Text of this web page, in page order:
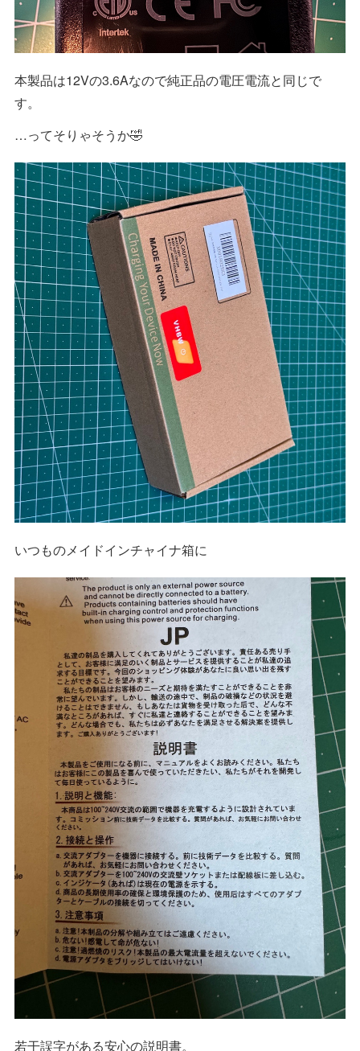
本製品は12Vの3.6Aなので純正品の電圧電流と同じで
す。
…ってそりゃそうか🤣
いつものメイドインチャイナ箱に
若干誤字がある安心の説明書。